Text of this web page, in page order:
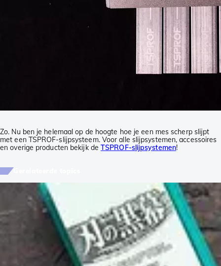
Zo. Nu ben je helemaal op de hoogte hoe je een mes scherp slijpt
met een TSPROF-slijpsysteem. Voor alle slijpsystemen, accessoires
en overige producten bekijk deTSPROF-slijpsystemen!